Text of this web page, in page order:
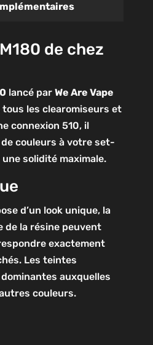
de chez
lancé par We Are Vape
les clearomiseurs et
connexion 510, il
couleurs à votre set-
solidité maximale.
d’un look unique, la
de la résine peuvent
exactement
Les teintes
auxquelles
couleurs.